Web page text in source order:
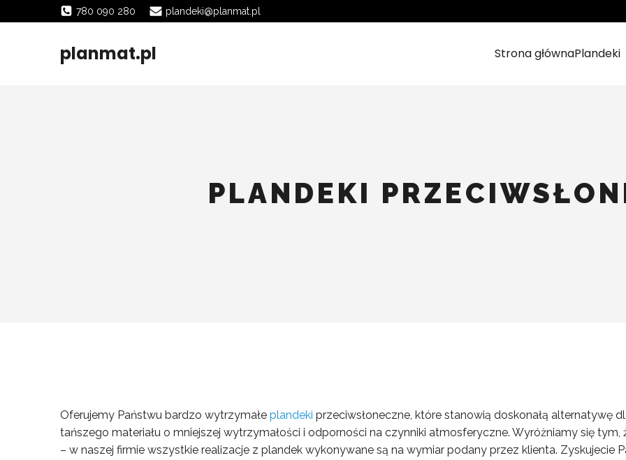
780 090 280 plandeki@planmat.pl
planmat.pl Strona głównaPlandeki
PLANDEKI
Oferujemy Państwu bardzo wytrzymałe plandeki przeciwsłoneczne, które stanowią doskonałą alternatywę
tańszego materiału o mniejszej wytrzymałości i odporności na czynniki atmosferyczne. Wyróżniamy się
– w naszej firmie wszystkie realizacje z plandek wykonywane są na wymiar podany przez klienta. Zyskujecie